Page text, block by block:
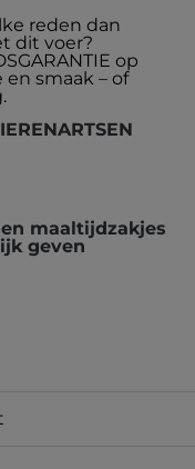
reden dan
dit voer?
op
smaak – of
maaltijdzakjes
geven